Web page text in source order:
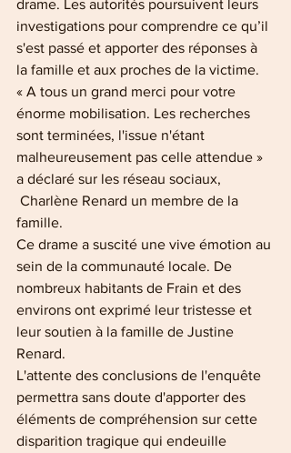
drame. Les autorités poursuivent leurs
investigations pour comprendre ce qu’il
s'est passé et apporter des réponses à
la famille et aux proches de la victime.
« A tous un grand merci pour votre
énorme mobilisation. Les recherches
sont terminées, l'issue n'étant
malheureusement pas celle attendue »
a déclaré sur les réseau sociaux,
Charlène Renard un membre de la
famille.
Ce drame a suscité une vive émotion au
sein de la communauté locale. De
nombreux habitants de Frain et des
environs ont exprimé leur tristesse et
leur soutien à la famille de Justine
Renard.
L'attente des conclusions de l'enquête
permettra sans doute d'apporter des
éléments de compréhension sur cette
disparition tragique qui endeuille